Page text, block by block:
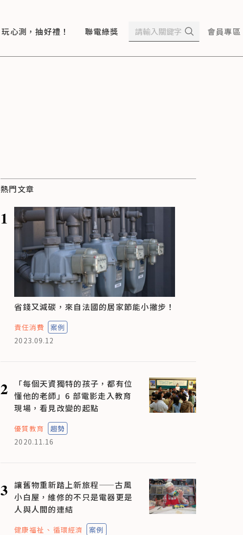
玩心測，抽好禮！ 聯電綠獎 會員專區
熱門文章
1
省錢又減碳，來自法國的居家節能小撇步！
責任消費
案例
2023.09.12
2
「每個天資獨特的孩子，都有位
懂他的老師」6 部電影走入教育
現場，看見改變的起點
優質教育
趨勢
2020.11.16
3
讓舊物重新踏上新旅程——古風
小白屋，維修的不只是電器更是
人與人間的連結
健康福祉 循環經濟
案例